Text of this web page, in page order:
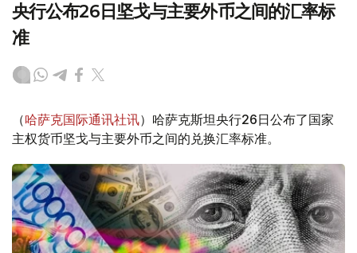
央行公布26日坚戈与主要外币之间的汇率标
准
（哈萨克国际通讯社讯）哈萨克斯坦央行26日公布了国家
主权货币坚戈与主要外币之间的兑换汇率标准。